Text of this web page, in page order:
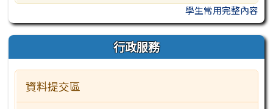
學生常用完整內容
行政服務
資料提交區